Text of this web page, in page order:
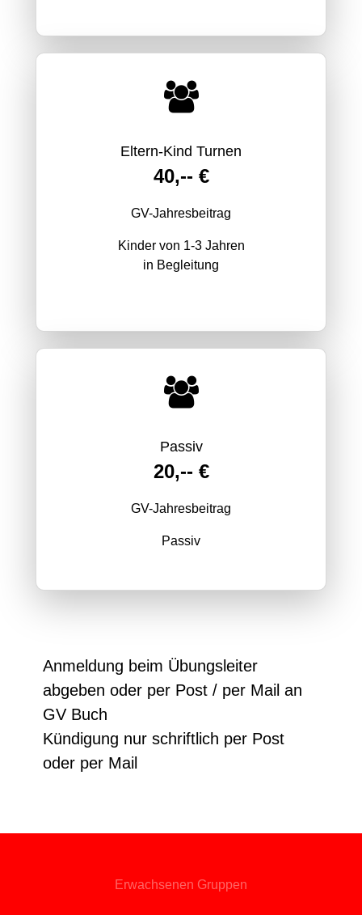
Eltern-Kind Turnen
40,-- €
GV-Jahresbeitrag
Kinder von 1-3 Jahren
in Begleitung
Passiv
20,-- €
GV-Jahresbeitrag
Passiv
Anmeldung beim Übungsleiter
abgeben oder per Post / per Mail an
GV Buch
Kündigung nur schriftlich per Post
oder per Mail
Erwachsenen Gruppen